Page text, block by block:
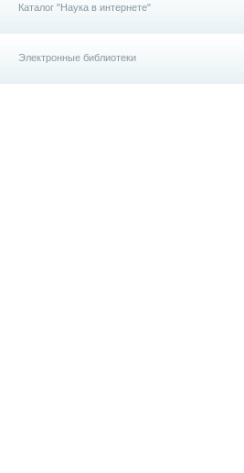
Каталог "Наука в интернете"
Электронные библиотеки